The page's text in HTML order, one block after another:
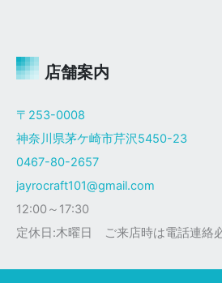
Ｘ
ク
様
店舗案内
〒253-0008
神奈川県茅ケ崎市芹沢5450-23
0467-80-2657
jayrocraft101@gmail.com
12:00～17:30
定休日:木曜日 ご来店時は電話連絡